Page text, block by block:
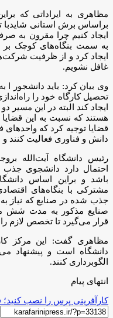
مظاهری به ایراداتی که
براساس برش استانی شایدبا
ایجاد کنیم چرا مقرون به
به سمت بنگاه‌های کوچک بر
ایجاد کرد و از ظرفیت
غافل نشویم.
وی بیان کرد: باید دانشجور ا
تحصیل کارگاه خود را
ایجاد کند البته در این مسیر
هستند که نسبت به این قضایا
قضایا توجیه کرد که واحدهای
دانش و فناوری فعالیت کنند
رئیس دانشگاه آیت‌الله
احتمال دارد دانشجوی
باشد و براین اساس
مشترکی با بنگاه‌های
جذب شده در صنایع که نیاز
صنایع مذکور به مدت شش
قرار می‌گیرد تا تخصص لازم
مظاهری گفت: این مرکز
دانشگاه است و پیشنهاد
الگوبرداری کنند.
انتهای پیام
کارآفرینی پرس را نصب